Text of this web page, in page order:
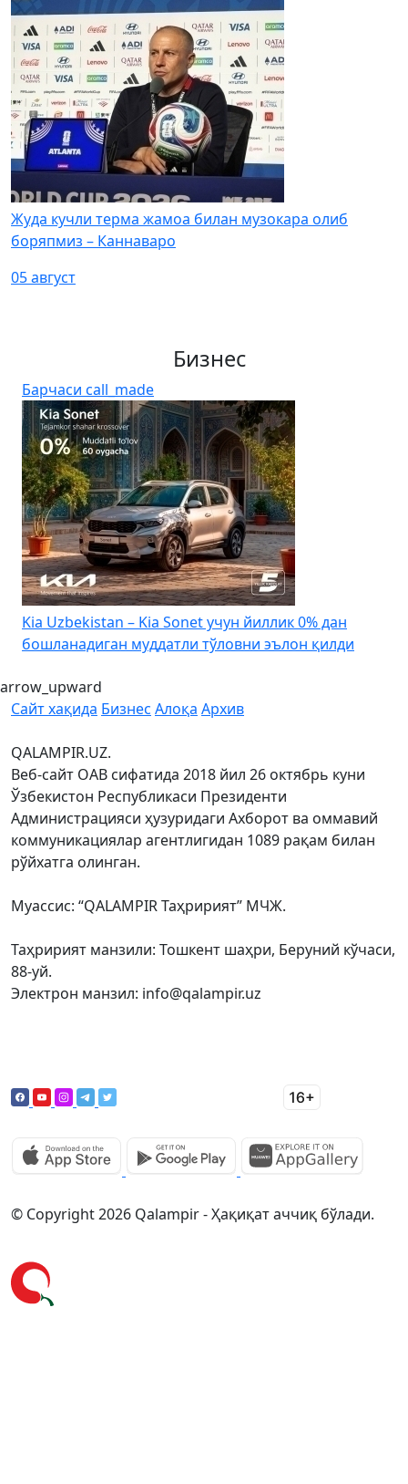
Жуда кучли терма жамоа билан музокара олиб
боряпмиз – Каннаваро
05 август
Бизнес
Барчаси call_made
Kia Uzbekistan – Kia Sonet учун йиллик 0% дан
бошланадиган муддатли тўловни эълон қилди
arrow_upward
Сайт хақида Бизнес Алоқа Архив
QALAMPIR.UZ.
Веб-сайт ОАВ сифатида 2018 йил 26 октябрь куни
Ўзбекистон Республикаси Президенти
Администрацияси ҳузуридаги Ахборот ва оммавий
коммуникациялар агентлигидан 1089 рақам билан
рўйхатга олинган.
Муассис: “QALAMPIR Таҳририят” МЧЖ.
Таҳририят манзили: Тошкент шаҳри, Беруний кўчаси,
88-уй.
Электрон манзил: info@qalampir.uz
© Copyright 2026 Qalampir - Ҳақиқат аччиқ бўлади.